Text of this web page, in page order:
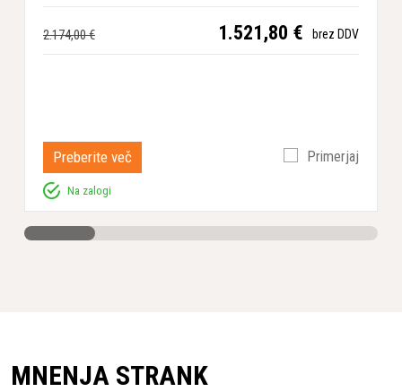
2.174,00 € 1.521,80 € brez DDV
Preberite več Primerjaj
Na zalogi
MNENJA STRANK